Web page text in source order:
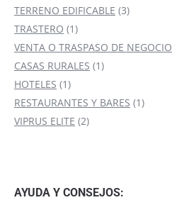
producto
TERRENO EDIFICABLE 33
TRASTERO 11
producto
VENTA O TRASPASO DE NEGOCIO
CASAS RURALES 11
HOTELES 11
producto
RESTAURANTES Y BARES 11
VIPRUS ELITE 22
AYUDA Y CONSEJOS: